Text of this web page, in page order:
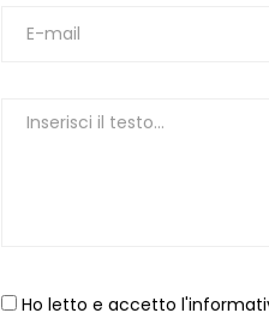
Ho letto e accetto